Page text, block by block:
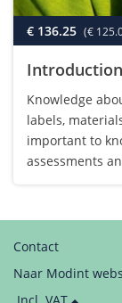
€ 136.25 (€
Knowledge
labels,
important to
assessments
Contact
Naar Modint
Price